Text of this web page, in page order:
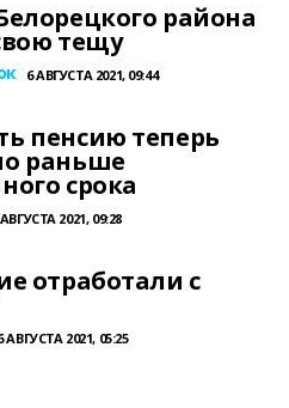
района
тещу
6 АВГУСТА 2021, 09:44
пенсию теперь
раньше
срока
2021, 09:28
отработали с
АВГУСТА 2021, 05:25